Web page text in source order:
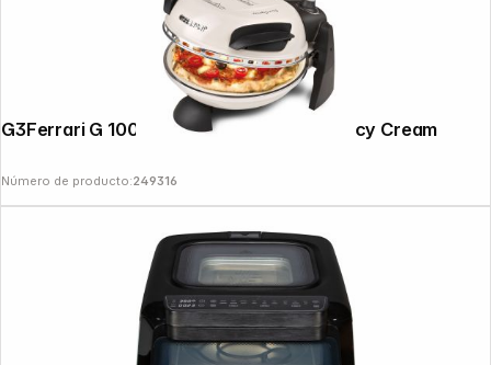
G3Ferrari G 1000617 Delizia Pizzamaker Icy Cream
Número de producto:249316